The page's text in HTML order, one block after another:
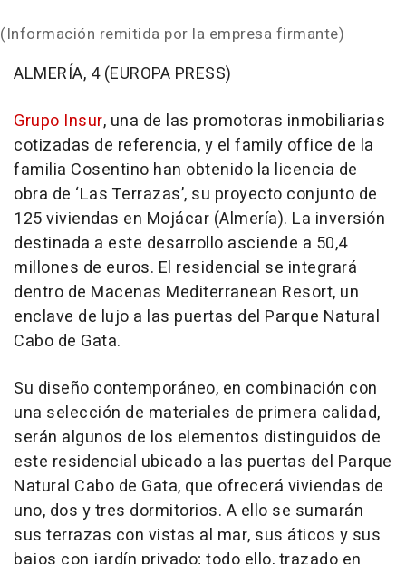
(Información remitida por la empresa firmante)
ALMERÍA, 4 (EUROPA PRESS)
Grupo Insur, una de las promotoras inmobiliarias
cotizadas de referencia, y el family office de la
familia Cosentino han obtenido la licencia de
obra de ‘Las Terrazas’, su proyecto conjunto de
125 viviendas en Mojácar (Almería). La inversión
destinada a este desarrollo asciende a 50,4
millones de euros. El residencial se integrará
dentro de Macenas Mediterranean Resort, un
enclave de lujo a las puertas del Parque Natural
Cabo de Gata.
Su diseño contemporáneo, en combinación con
una selección de materiales de primera calidad,
serán algunos de los elementos distinguidos de
este residencial ubicado a las puertas del Parque
Natural Cabo de Gata, que ofrecerá viviendas de
uno, dos y tres dormitorios. A ello se sumarán
sus terrazas con vistas al mar, sus áticos y sus